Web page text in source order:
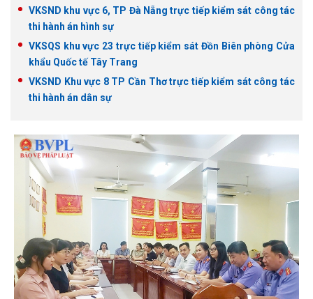
VKSND khu vực 6, TP Đà Nẵng trực tiếp kiểm sát công tác
thi hành án hình sự
VKSQS khu vực 23 trực tiếp kiểm sát Đồn Biên phòng Cửa
khẩu Quốc tế Tây Trang
VKSND Khu vực 8 TP Cần Thơ trực tiếp kiểm sát công tác
thi hành án dân sự